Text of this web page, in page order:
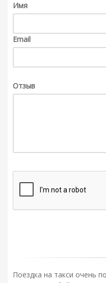
Имя
Email
Отзыв
Поездка на такси очень